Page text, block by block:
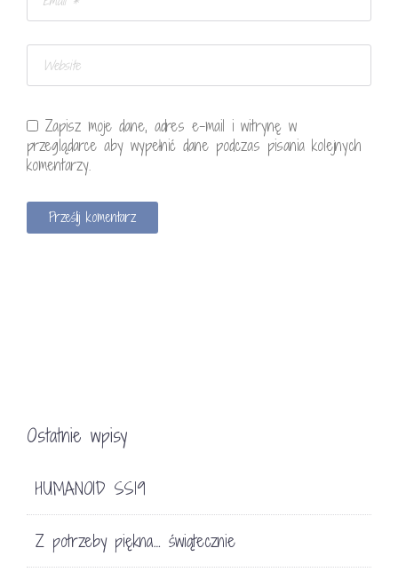
Zapisz moje dane, adres e-mail i witrynę w
przeglądarce aby wypełnić dane podczas pisania kolejnych
komentarzy.
Ostatnie wpisy
HUMANOID SS19
Z potrzeby piękna… świątecznie